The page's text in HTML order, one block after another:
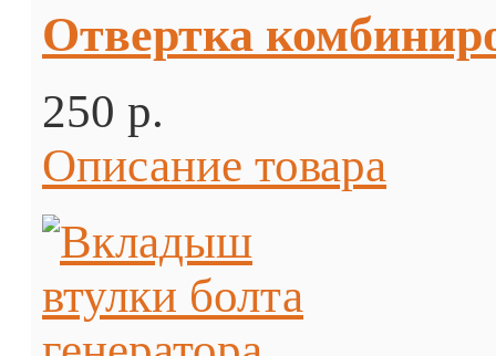
Отвертка
250 p.
Описание товара